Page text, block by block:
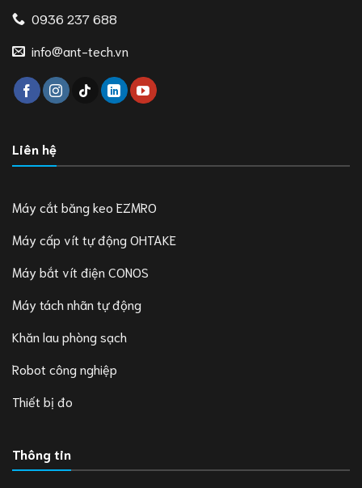
0936 237 688
info@ant-tech.vn
Liên hệ
Máy cắt băng keo EZMRO
Máy cấp vít tự động OHTAKE
Máy bắt vít điện CONOS
Máy tách nhãn tự động
Khăn lau phòng sạch
Robot công nghiệp
Thiết bị đo
Thông tin